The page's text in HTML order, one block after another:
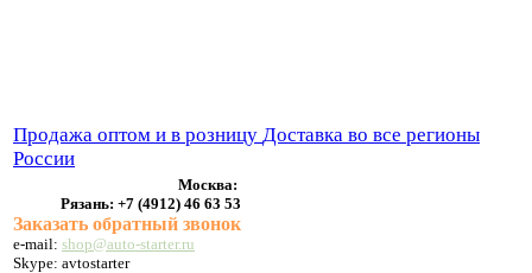
Продажа оптом и в розницу Доставка во все регионы
России
Москва:
Рязань: +7 (4912) 46 63 53
Заказать обратный звонок
e-mail: shop@auto-starter.ru
Skype: avtostarter